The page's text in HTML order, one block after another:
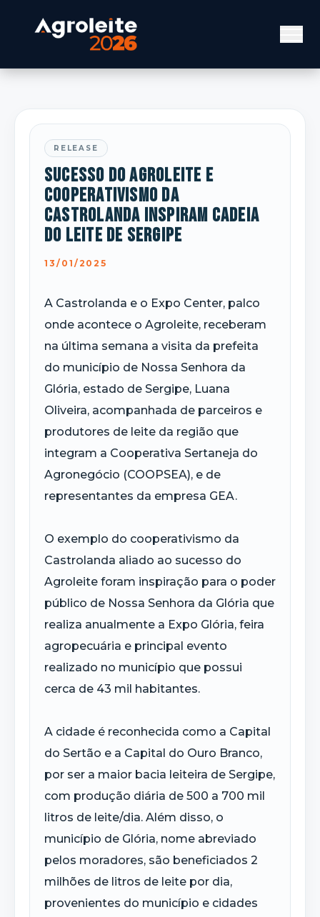
RELEASE
Sucesso do Agroleite e
cooperativismo da
Castrolanda inspiram Cadeia
do Leite de Sergipe
13/01/2025
A Castrolanda e o Expo Center, palco
onde acontece o Agroleite, receberam
na última semana a visita da prefeita
do município de Nossa Senhora da
Glória, estado de Sergipe, Luana
Oliveira, acompanhada de parceiros e
produtores de leite da região que
integram a Cooperativa Sertaneja do
Agronegócio (COOPSEA), e de
representantes da empresa GEA.
O exemplo do cooperativismo da
Castrolanda aliado ao sucesso do
Agroleite foram inspiração para o poder
público de Nossa Senhora da Glória que
realiza anualmente a Expo Glória, feira
agropecuária e principal evento
realizado no município que possui
cerca de 43 mil habitantes.
A cidade é reconhecida como a Capital
do Sertão e a Capital do Ouro Branco,
por ser a maior bacia leiteira de Sergipe,
com produção diária de 500 a 700 mil
litros de leite/dia. Além disso, o
município de Glória, nome abreviado
pelos moradores, são beneficiados 2
milhões de litros de leite por dia,
provenientes do município e cidades